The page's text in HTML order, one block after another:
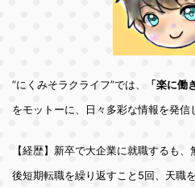
”にくみそラクライフ”では、
「楽に働
をモットーに、日々多彩な情報を発信
【経歴】新卒で大企業に就職するも
後短期転職を繰り返すこと5回、天職